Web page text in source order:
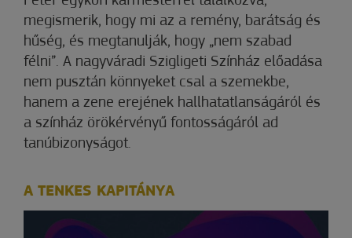
megismerik, hogy mi az a remény, barátság és
hűség, és megtanulják, hogy „nem szabad
félni”. A nagyváradi Szigligeti Színház előadása
nem pusztán könnyeket csal a szemekbe,
hanem a zene erejének hallhatatlanságáról és
a színház örökérvényű fontosságáról ad
tanúbizonyságot.
A TENKES KAPITÁNYA